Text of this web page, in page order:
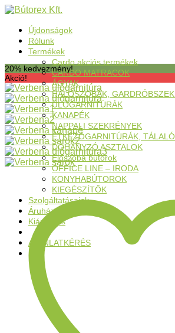
Újdonságok
Rólunk
Termékek
Cardo akciós termékek
CARDO MATRACOK
ÁGYAK
HÁLÓSZOBÁK,
ÜLŐGARNITÚRÁK
KANAPÉK
NAPPALI SZEKRÉNYEK
ÉTKEZŐGARNITÚRÁK,
DOHÁNYZÓ ASZTALOK
Előszoba bútorok
OFFICE LINE – IRODA
KONYHABÚTOROK
KIEGÉSZÍTŐK
Szolgáltatásaink
Áruházak
Kiárusítás
AJÁNLATKÉRÉS
20% kedvezmény!
Akció!